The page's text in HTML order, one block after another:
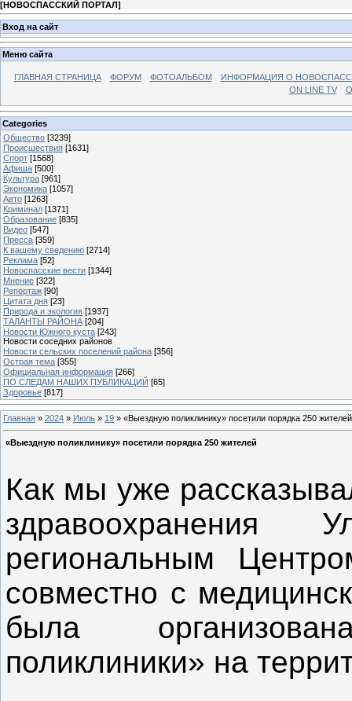
[НОВОСПАССКИЙ ПОРТАЛ]
Вход на сайт
Меню сайта
ГЛАВНАЯ СТРАНИЦА ФОРУМ ФОТОАЛЬБОМ
ИНФОРМАЦИЯ О
ON LINE TV
Categories
Общество [3239]
Происшествия [1631]
Спорт [1568]
Афиша [500]
Культура [961]
Экономика [1057]
Авто [1263]
Криминал [1371]
Образование [835]
Видео [547]
Пресса [359]
К вашему сведению [2714]
Реклама [52]
Новоспасские вести [1344]
Мнение [322]
Репортаж [90]
Цитата дня [23]
Природа и экология [1937]
ТАЛАНТЫ РАЙОНА [204]
Новости Южного куста [243]
Новости соседних районов
Новости сельских поселений района [356]
Острая тема [355]
Официальная информация [266]
ПО СЛЕДАМ НАШИХ ПУБЛИКАЦИЙ [65]
Здоровье [817]
Главная » 2024 » Июль » 19 » «Выездную поликлинику» посетили порядка 250 жителей
«Выездную поликлинику» посетили порядка 250 жителей
Как мы уже
здравоохранения
региональным
совместно с
была
поликлиники» на